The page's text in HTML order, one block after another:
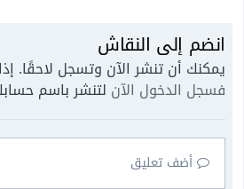
انضم إلى النقاش
يمكنك أن تنشر الآن وتسجل لاحقًا.
فسجل الدخول الآن لتنشر باسم
أضف تعليق